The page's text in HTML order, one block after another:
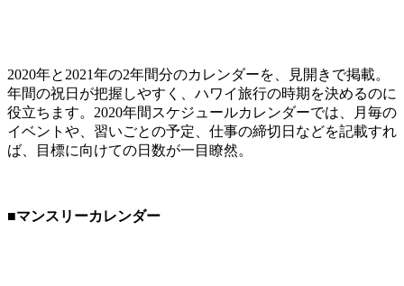
2020年と2021年の2年間分のカレンダーを、見開きで掲載。
年間の祝日が把握しやすく、ハワイ旅行の時期を決めるのに
役立ちます。2020年間スケジュールカレンダーでは、月毎の
イベントや、習いごとの予定、仕事の締切日などを記載すれ
ば、目標に向けての日数が一目瞭然。
■マンスリーカレンダー